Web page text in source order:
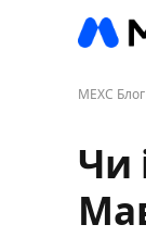
MEXC Блог
Чи